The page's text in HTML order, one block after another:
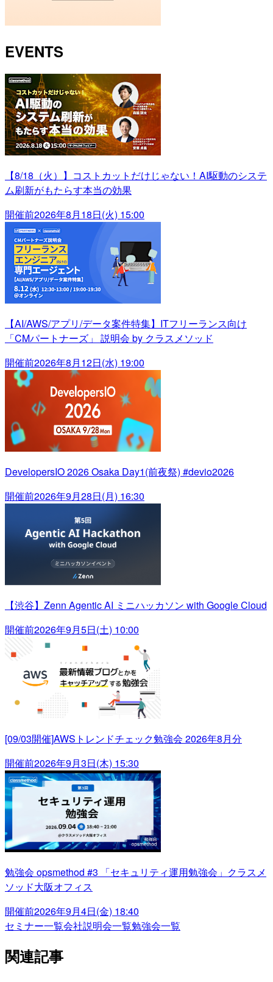
EVENTS
【8/18（火）】コストカットだけじゃない！AI駆動のシステ
ム刷新がもたらす本当の効果
開催前2026年8月18日(火) 15:00
【AI/AWS/アプリ/データ案件特集】ITフリーランス向け
「CMパートナーズ」 説明会 by クラスメソッド
開催前2026年8月12日(水) 19:00
DevelopersIO 2026 Osaka Day1(前夜祭) #devio2026
開催前2026年9月28日(月) 16:30
【渋谷】Zenn Agentic AI ミニハッカソン with Google Cloud
開催前2026年9月5日(土) 10:00
[09/03開催]AWSトレンドチェック勉強会 2026年8月分
開催前2026年9月3日(木) 15:30
勉強会 opsmethod #3 「セキュリティ運用勉強会」クラスメ
ソッド大阪オフィス
開催前2026年9月4日(金) 18:40
セミナー一覧会社説明会一覧勉強会一覧
関連記事